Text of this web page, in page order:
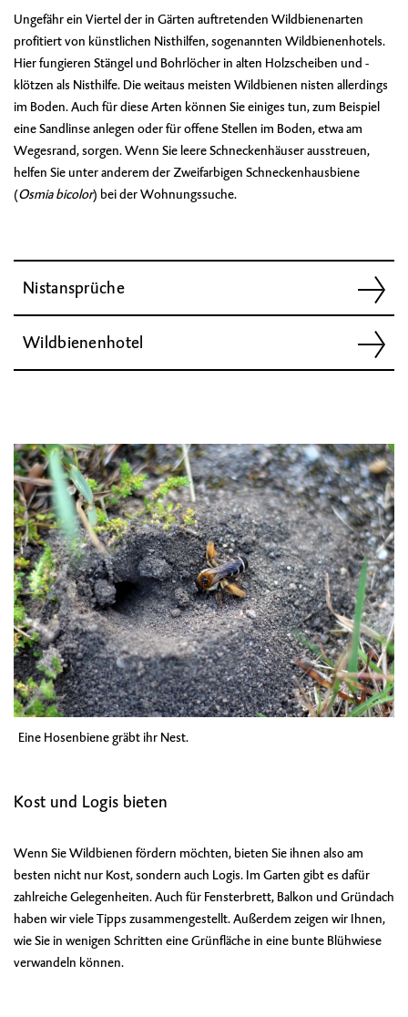
Ungefähr ein Viertel der in Gärten auftretenden Wildbienenarten
profitiert von künstlichen Nisthilfen, sogenannten Wildbienenhotels.
Hier fungieren Stängel und Bohrlöcher in alten Holzscheiben und -
klötzen als Nisthilfe. Die weitaus meisten Wildbienen nisten allerdings
im Boden. Auch für diese Arten können Sie einiges tun, zum Beispiel
eine Sandlinse anlegen oder für offene Stellen im Boden, etwa am
Wegesrand, sorgen. Wenn Sie leere Schneckenhäuser ausstreuen,
helfen Sie unter anderem derZweifarbigen Schneckenhausbiene
(Osmia bicolor) bei der Wohnungssuche.
Nistansprüche
Wildbienenhotel
Eine Hosenbienegräbt ihr Nest.
Kost und Logis bieten
Wenn Sie Wildbienen fördern möchten, bieten Sie ihnen also am
besten nicht nur Kost, sondern auch Logis. Im Garten gibt es dafür
zahlreiche Gelegenheiten. Auch für Fensterbrett, Balkon und Gründach
haben wir viele Tipps zusammengestellt. Außerdem zeigen wir Ihnen,
wie Sie in wenigen Schritten eine Grünfläche in eine bunte Blühwiese
verwandeln können.